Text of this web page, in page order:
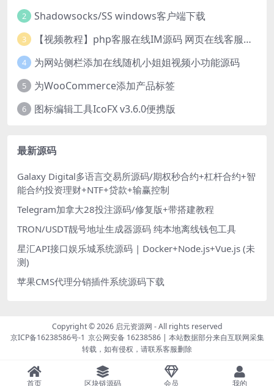
2 Shadowsocks/SS windows客户端下载
3 【视频教程】php客服在线IM源码 网页在线客服软件代码
4 为网站侧栏添加在线随机小姐姐视频小功能源码
5 为WooCommerce添加产品标签
6 图标编辑工具IcoFX v3.6.0便携版
最新源码
Galaxy Digital多语言交易所源码/期权秒合约+杠杆合约+智
能合约投资理财+NTF+贷款+输赢控制
Telegram加拿大28投注源码/修复版+带搭建教程
TRON/USDT靓号地址生成器源码 纯本地离线钱包工具
星汇API接口娱乐城系统源码 | Docker+Node.js+Vue.js (未
测)
苹果CMS代理分销插件系统源码下载
Copyright © 2026 启元资源网 - All rights reserved
京ICP备16238586号-1 京公网安备 16238586| 本站数据部分来自互联网采集
转载，如有侵权，请联系客服删除
首页 区块链源码 会员 我的